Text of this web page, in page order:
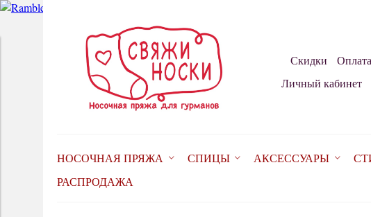
Скидки Оплата
Личный кабинет
НОСОЧНАЯ ПРЯЖА СПИЦЫ АКСЕССУАРЫ
РАСПРОДАЖА